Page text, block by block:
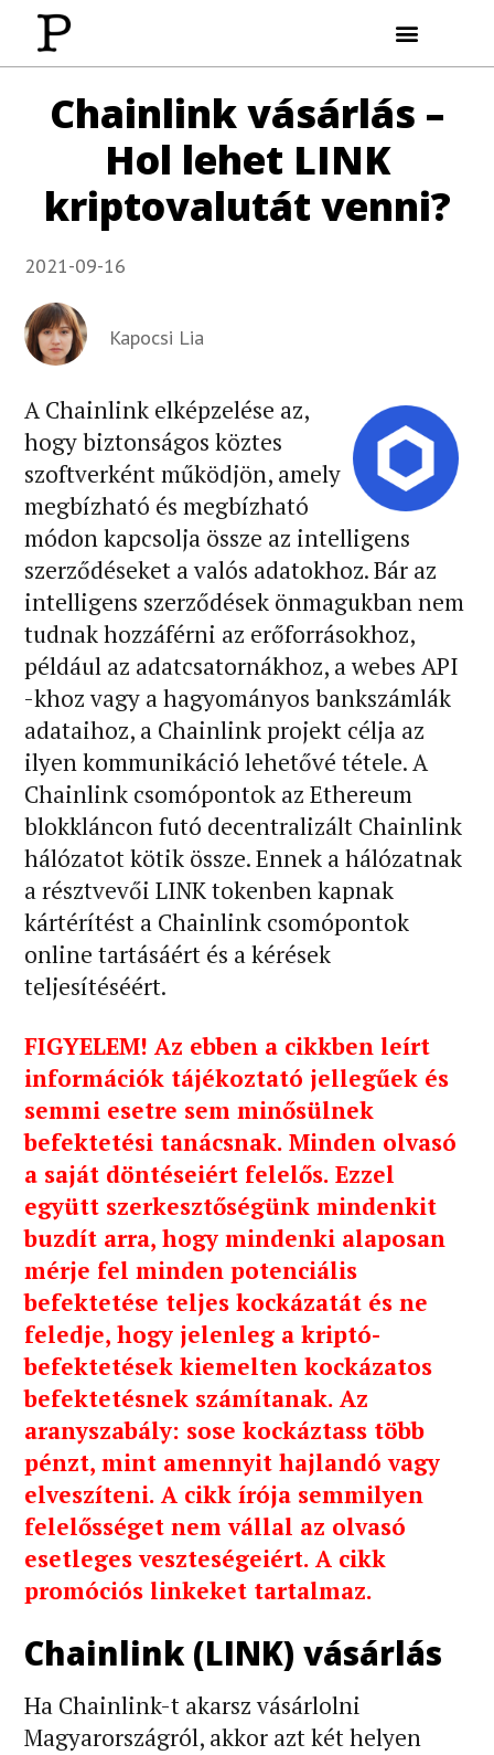
Chainlink vásárlás –
Hol lehet LINK
kriptovalutát venni?
2021-09-16
Kapocsi Lia
A Chainlink elképzelése az,
hogy biztonságos köztes
szoftverként működjön, amely
megbízható és megbízható
módon kapcsolja össze az intelligens
szerződéseket a valós adatokhoz. Bár az
intelligens szerződések önmagukban nem
tudnak hozzáférni az erőforrásokhoz,
például az adatcsatornákhoz, a webes API
-khoz vagy a hagyományos bankszámlák
adataihoz, a Chainlink projekt célja az
ilyen kommunikáció lehetővé tétele. A
Chainlink csomópontok az Ethereum
blokkláncon futó decentralizált Chainlink
hálózatot kötik össze. Ennek a hálózatnak
a résztvevői LINK tokenben kapnak
kártérítést a Chainlink csomópontok
online tartásáért és a kérések
teljesítéséért.
FIGYELEM! Az ebben a cikkben leírt
információk tájékoztató jellegűek és
semmi esetre sem minősülnek
befektetési tanácsnak. Minden olvasó
a saját döntéseiért felelős. Ezzel
együtt szerkesztőségünk mindenkit
buzdít arra, hogy mindenki alaposan
mérje fel minden potenciális
befektetése teljes kockázatát és ne
feledje, hogy jelenleg a kriptó-
befektetések kiemelten kockázatos
befektetésnek számítanak. Az
aranyszabály: sose kockáztass több
pénzt, mint amennyit hajlandó vagy
elveszíteni. A cikk írója semmilyen
felelősséget nem vállal az olvasó
esetleges veszteségeiért. A cikk
promóciós linkeket tartalmaz.
Chainlink (LINK) vásárlás
Ha Chainlink-t akarsz vásárlolni
Magyarországról, akkor azt két helyen